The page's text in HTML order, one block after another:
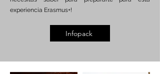
experiencia Erasmus+!
Infopack